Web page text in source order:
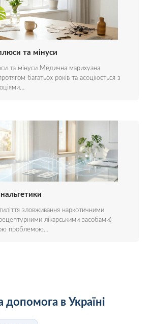
та мінуси
та мінуси Медична марихуана
багатьох років та асоціюється з
зловживання наркотичними
лікарськими засобами)
проблемою…
допомога в Україні